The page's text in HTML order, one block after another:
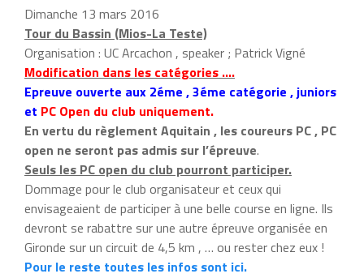
Dimanche 13 mars 2016
Tour du Bassin (Mios-La Teste)
Organisation : UC Arcachon , speaker ; Patrick Vigné
Modification dans les catégories ….
Epreuve ouverte aux 2éme , 3éme catégorie , juniors
et PC Open du club uniquement.
En vertu du règlement Aquitain , les coureurs PC , PC
open ne seront pas admis sur l’épreuve.
Seuls les PC open du club pourront participer.
Dommage pour le club organisateur et ceux qui
envisageaient de participer à une belle course en ligne. Ils
devront se rabattre sur une autre épreuve organisée en
Gironde sur un circuit de 4,5 km , … ou rester chez eux !
Pour le reste toutes les infos sont ici.